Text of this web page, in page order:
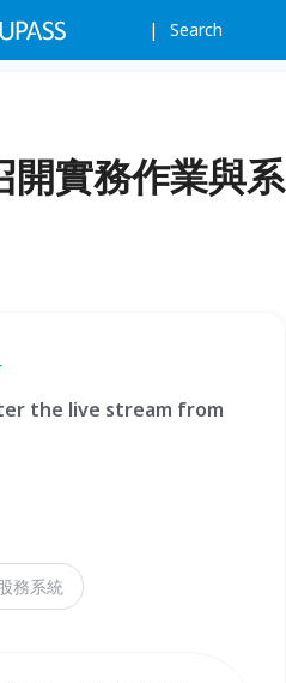
Search
開實務作業與系
the live stream from
務系統